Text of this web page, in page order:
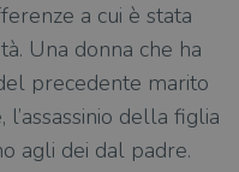
a cui è stata
Una donna che ha
precedente marito
della figlia
agli dei dal padre.